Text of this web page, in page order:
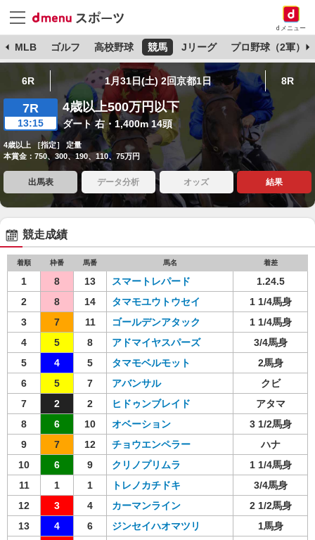
dメニュー
MLB ゴルフ 高校野球 競馬 Jリーグ プロ野球（2軍）
6R 1月31日(土) 2回京都1日 8R
7R
13:15
4歳以上500万円以下
ダート 右・1,400m 14頭
4歳以上 ［指定］ 定量
本賞金：750、300、190、110、75万円
出馬表 データ分析 オッズ 結果
競走成績
着順 枠番 馬番 馬名 着差
1 8 13 スマートレパード
1.24.5
2
8 14 タマモユウトウセイ
1 1/4馬身
3
7 11 ゴールデンアタック
1 1/4馬身
4
5 8 アドマイヤスパーズ
3/4馬身
5
4 5 タマモベルモット
2馬身
6
5 7 アバンサル
クビ
7
2 2 ヒドゥンブレイド
アタマ
8
6 10 オベーション
3 1/2馬身
9
7 12 チョウエンペラー
ハナ
10
6 9 クリノプリムラ
1 1/4馬身
11
1 1 トレノカチドキ
3/4馬身
12
3 4 カーマンライン
2 1/2馬身
13
4 6 ジンセイハオマツリ
1馬身